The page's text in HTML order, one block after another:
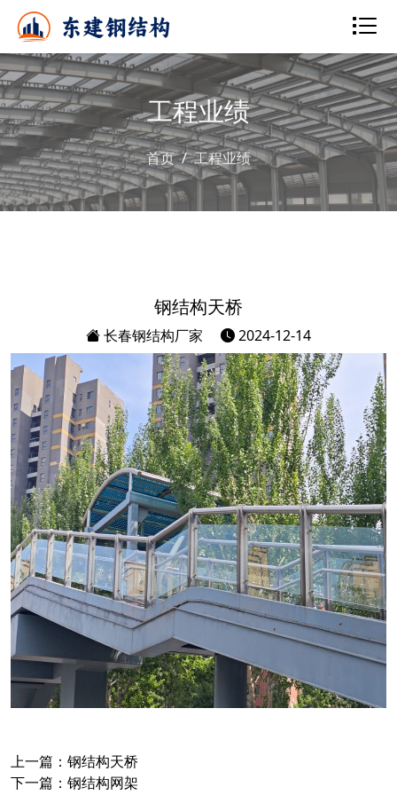
工程业绩
首页 工程业绩
钢结构天桥
长春钢结构厂家 2024-12-14
上一篇： 钢结构天桥
下一篇： 钢结构网架